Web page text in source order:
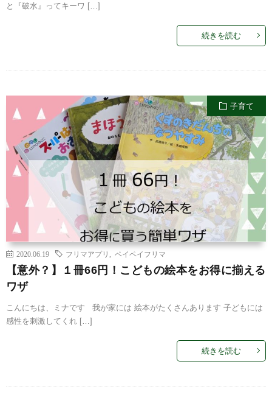
と『破水』ってキーワ […]
続きを読む
子育て
2020.06.19 フリマアプリ ペイペイフリマ
【意外？】１冊66円！こどもの絵本をお得に揃える
ワザ
こんにちは、ミナです 我が家には 絵本がたくさんあります 子どもには
感性を刺激してくれ […]
続きを読む